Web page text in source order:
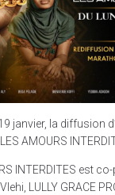
janvier, la diffusion
AMOURS
INTERDITES est
LULLY GRACE